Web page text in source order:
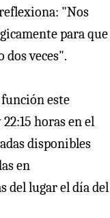
"Nos
para que
dos veces".
este
horas en el
disponibles
en
del lugar el día del